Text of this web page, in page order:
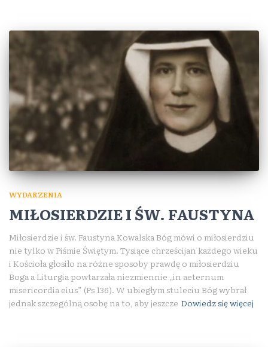
WYDARZENIA
MIŁOSIERDZIE I ŚW. FAUSTYNA
Miłosierdzie i św. Faustyna Kowalska Bóg mówi o miłosierdziu
nie tylko w Piśmie Świętym. Tysiące chrześcijan każdego wieku
i Kościoła głosiło na różne sposoby prawdę o miłosierdziu
Boga a Liturgia powtarzała niezmiennie „in aeternum
misericordia eius” (Ps 136). W ubiegłym stuleciu Bóg wybrał
jednak szczególną osobę na to, aby jeszcze Dowiedz się więcej